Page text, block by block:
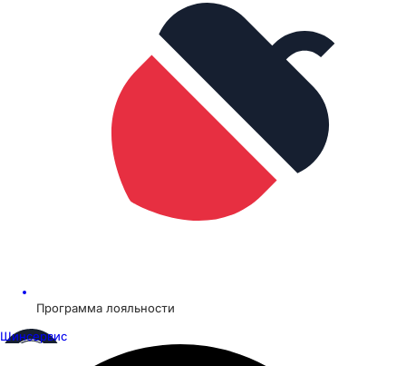
Программа лояльности
Шинсервис